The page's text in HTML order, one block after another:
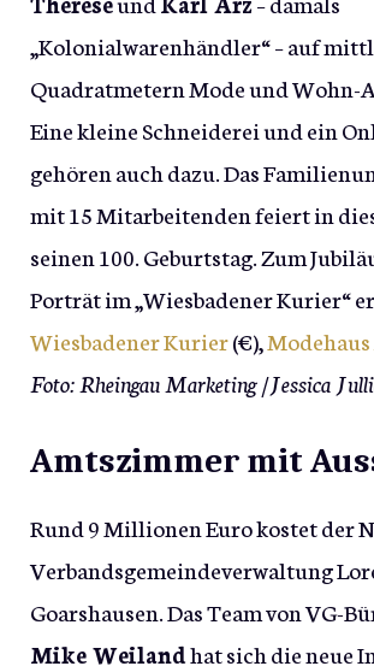
„Kolonialwarenhändler“ – auf
Quadratmetern Mode und Wohn-
Eine kleine Schneiderei und ein
gehören auch dazu. Das
mit 15 Mitarbeitenden feiert in
seinen 100. Geburtstag. Zum
Porträt im „Wiesbadener Kurier“
Wiesbadener Kurier(€),
Foto: Rheingau Marketing /Jessica
Amtszimmer mit
Rund 9 Millionen Euro kostet der
Verbandsgemeindeverwaltung
Goarshausen. Das Team von VG-
Mike Weilandhat sich die neue